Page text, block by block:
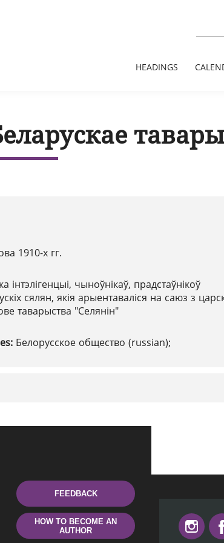
HEADINGS
1910-х гг.
інтэлігенцыі, чыноўнікаў, прадстаўнікоў
сялян, якія арыентаваліся на саюз з
таварыства "Селянін"
Белорусское общество (russian);
FEEDBACK
HOW TO BECOME AN
AUTHOR